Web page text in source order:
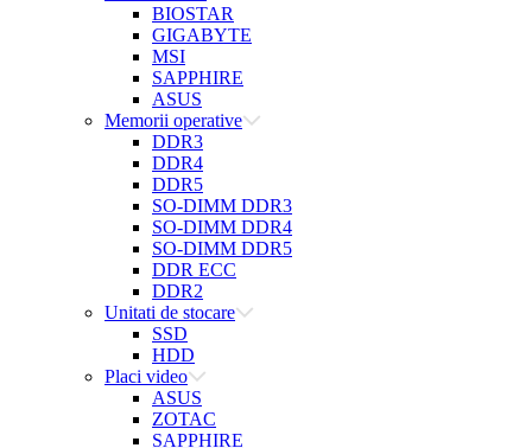
BIOSTAR
GIGABYTE
MSI
SAPPHIRE
ASUS
Memorii operative
DDR3
DDR4
DDR5
SO-DIMM DDR3
SO-DIMM DDR4
SO-DIMM DDR5
DDR ECC
DDR2
Unitati de stocare
SSD
HDD
Placi video
ASUS
ZOTAC
SAPPHIRE